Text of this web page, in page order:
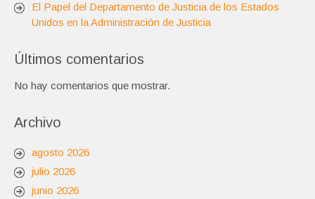
El Papel del Departamento de Justicia de los Estados
Unidos en la Administración de Justicia
Últimos comentarios
No hay comentarios que mostrar.
Archivo
agosto 2026
julio 2026
junio 2026